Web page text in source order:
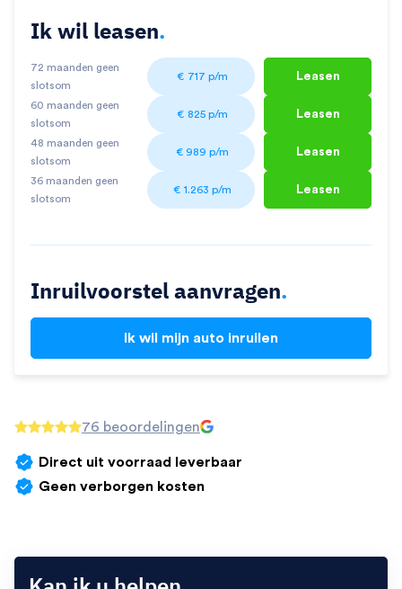
Ik wil leasen.
72 maanden geen
slotsom
€ 717 p/m Leasen
60 maanden geen
slotsom
€ 825 p/m Leasen
48 maanden geen
slotsom
€ 989 p/m Leasen
36 maanden geen
slotsom
€ 1.263 p/m Leasen
Inruilvoorstel aanvragen.
Ik wil mijn auto inruilen
76 beoordelingen
Direct uit voorraad leverbaar
Geen verborgen kosten